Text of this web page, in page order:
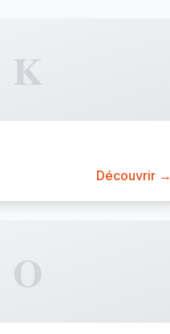
K
Découvrir →
O